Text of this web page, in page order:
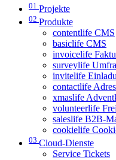
01 Projekte
02 Produkte
contentlife CMS
basiclife CMS
invoicelife
surveylife
invitelife
contactlife
xmaslife
volunteerlife
saleslife B2B-
cookielife
03 Cloud-Dienste
Service Tickets